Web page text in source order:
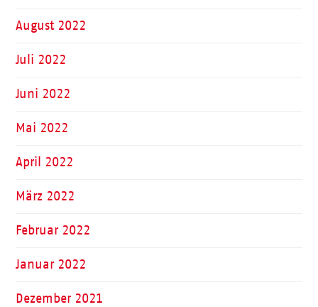
August 2022
Juli 2022
Juni 2022
Mai 2022
April 2022
März 2022
Februar 2022
Januar 2022
Dezember 2021